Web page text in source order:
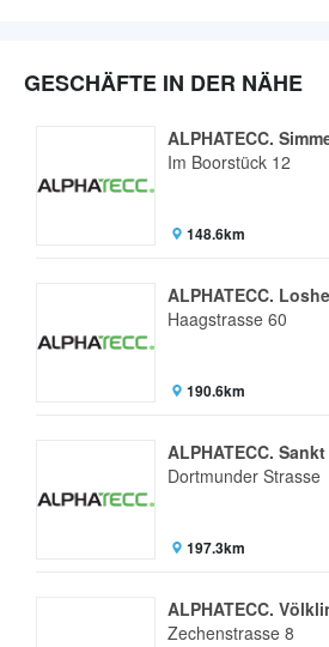
GESCHÄFTE IN DER NÄHE
ALPHATECC.
Im Boorstück 12
148.6km
ALPHATECC.
Haagstrasse 60
190.6km
ALPHATECC.
Dortmunder Strasse
197.3km
ALPHATECC.
Zechenstrasse 8